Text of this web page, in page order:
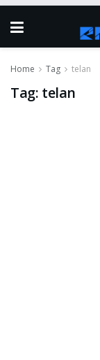
Home Tag telan
Tag: telan